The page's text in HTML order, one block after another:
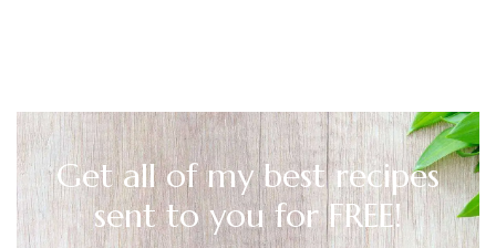
Get all of my best recipes
sent to you for FREE!